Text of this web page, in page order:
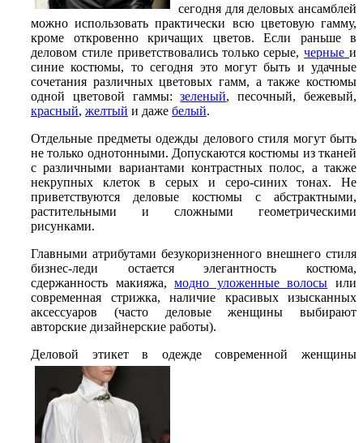
сегодня для деловых ансамблей
можно использовать практически всю цветовую гамму,
кроме откровенно кричащих цветов. Если раньше в
деловом стиле приветствовались только серые,черные и
синие костюмы, то сегодня это могут быть и удачные
сочетания различных цветовых гамм, а также костюмы
одной цветовой гаммы:зеленый, песочный, бежевый,
красный, желтый и даже белый.
Отдельные предметы одежды делового стиля могут быть
не только однотонными. Допускаются костюмы из тканей
с различными вариантами контрастных полос, а также
некрупных клеток в серых и серо-синих тонах. Не
приветствуются деловые костюмы с абстрактными,
растительными и сложными геометрическими
рисунками.
Главными атрибутами безукоризненного внешнего стиля
бизнес-леди остается элегантность костюма,
сдержанность макияжа,модно уложенные волосы или
современная стрижка, наличие красивых изысканных
аксессуаров (часто деловые женщины выбирают
авторские дизайнерские работы).
Деловой этикет в одежде современной женщины